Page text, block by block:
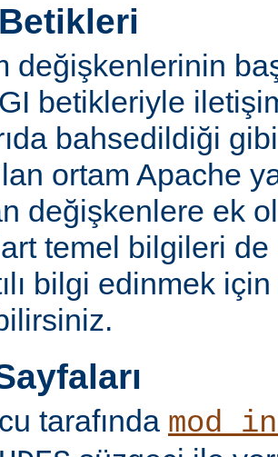
değişkenlerinin
betikleriyle
bahsedildiği
ortam Apache
değişkenlere ek
temel bilgileri
bilgi edinmek için
tarafında